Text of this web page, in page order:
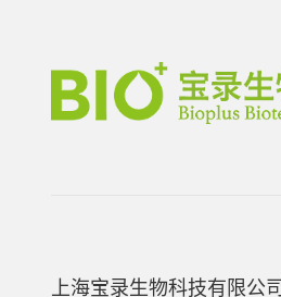
上海宝录生物科技有限公司